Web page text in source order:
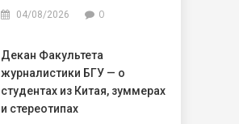
04/08/2026 0
Декан Факультета
журналистики БГУ — о
студентах из Китая, зуммерах
и стереотипах